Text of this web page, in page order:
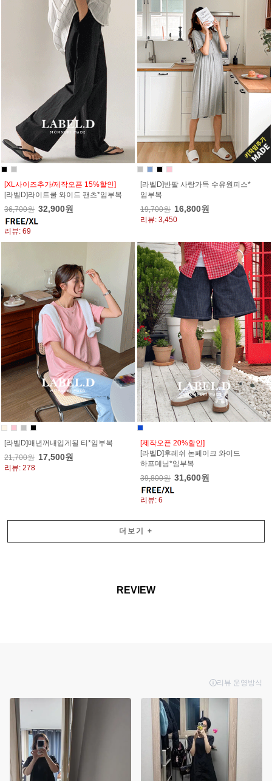
[XL사이즈추가/제작오픈 15%할인]
[라벨D]라이트쿨 와이드 팬츠*임부복
36,700원 32,900원
리뷰: 69
[라벨D]반팔 사랑가득 수유원피스*
임부복
19,700원 16,800원
리뷰: 3,450
[라벨D]매년꺼내입게될 티*임부복
21,700원 17,500원
리뷰: 278
[제작오픈 20%할인]
[라벨D]후레쉬 논페이크 와이드
하프데님*임부복
39,800원 31,600원
리뷰: 6
더보기 +
REVIEW